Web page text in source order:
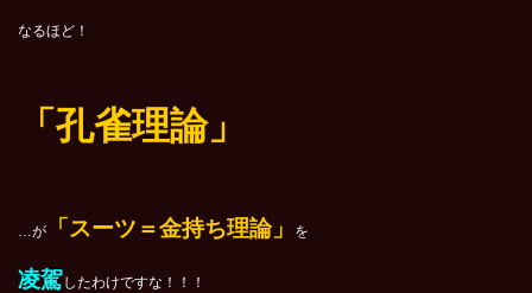
なるほど！
「孔雀理論」
…が 「スーツ＝金持ち理論」 を
凌駕したわけですな！！！